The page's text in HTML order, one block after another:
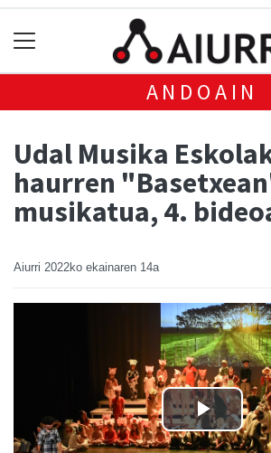
ANDOAIN
Udal Musika
haurren
musikatua, 4.
Aiurri 2022ko ekainaren 14a